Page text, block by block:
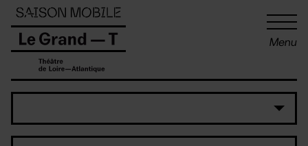
Menu
Panneau de gestion des cookies